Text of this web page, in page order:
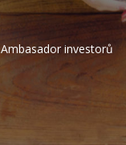
Ambasador investorů